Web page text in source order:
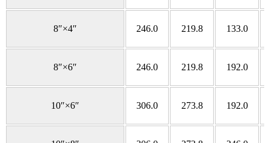
8″×4″ 246.0 219.8 133.0
8″×6″ 246.0 219.8 192.0
10″×6″ 306.0 273.8 192.0